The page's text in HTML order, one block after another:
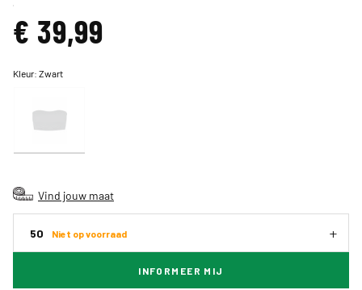
€ 39,99
Kleur:Zwart
Vind jouw maat
50 Niet op voorraad
INFORMEER MIJ